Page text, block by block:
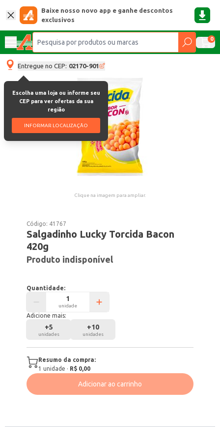
Baixe nosso novo app e ganhe descontos
exclusivos
0
Entregue no CEP: 02170-901
Escolha uma loja ou informe seu
CEP para ver ofertas da sua
região
INFORMAR LOCALIZAÇÃO
Clique na imagem para ampliar.
Código: 41767
Salgadinho Lucky Torcida Bacon
420g
Produto indisponível
Quantidade:
unidade
Adicione mais:
+5
unidades
+10
unidades
Resumo da compra:
1 unidade · R$ 0,00
Adicionar ao carrinho